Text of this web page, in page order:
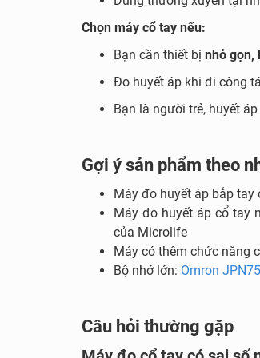
Chọn máy cổ tay nếu:
Bạn cần thiết bị nhỏ gọn,
Đo huyết áp khi đi công
Bạn là người trẻ, huyết
Gợi ý sản phẩm theo
Máy đo huyết áp bắp tay
Máy đo huyết áp cổ tay
của Microlife
Máy có thêm chức năng
Bộ nhớ lớn: Omron
Câu hỏi thường gặp